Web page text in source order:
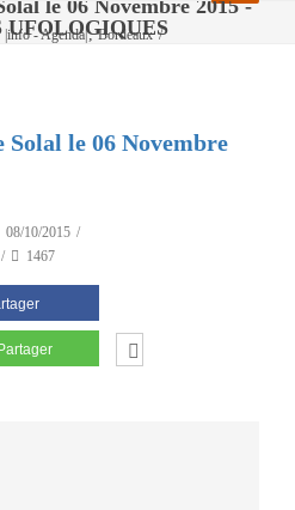
le 06 Novembre 2015 -
UFOLOGIQUES
|info - Agenda|,Bordeaux /
le 06 Novembre
08/10/2015
1467